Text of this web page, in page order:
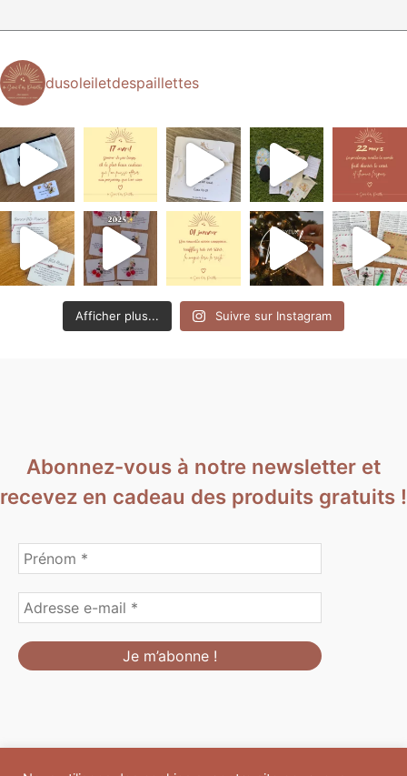
dusoleiletdespaillettes
Afficher plus... Suivre sur Instagram
Abonnez-vous à notre newsletter et
recevez en cadeau des produits gratuits !